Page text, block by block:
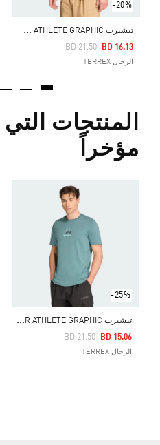
-20%
ت
يشيرت TERREX OUTDOOR ATHLETE GRAPHIC
Price Reduced From
BD 21.50
To BD 16.13
الرجال TERREX
المنتجات
مؤخراً
-25%
ت
يشيرت TERREX OUTDOOR ATHLETE GRAPHIC
Price Reduced From
BD 21.50
To BD 15.06
الرجال TERREX